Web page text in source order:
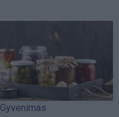
Gyvenimas